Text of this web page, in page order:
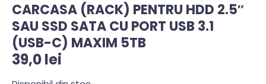
CARCASA (RACK) PENTRU HDD 2.5″
SAU SSD SATA CU PORT USB 3.1
(USB-C) MAXIM 5TB
39,0lei